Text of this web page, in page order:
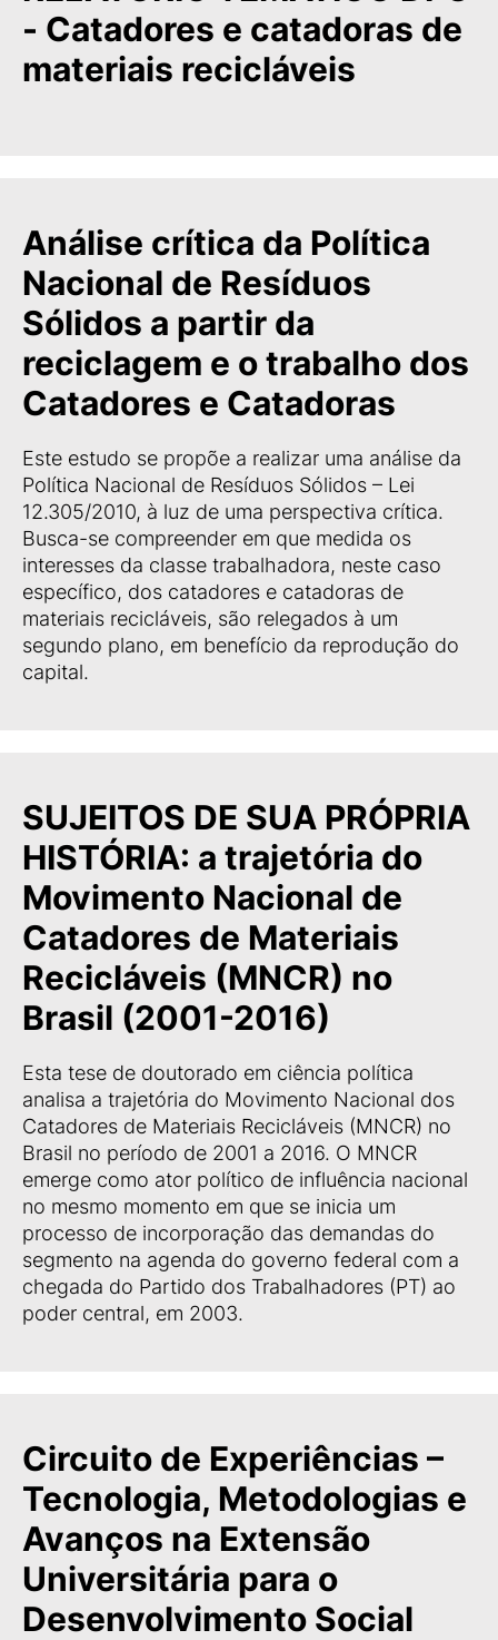
- Catadores e catadoras de
materiais recicláveis
Análise crítica da Política
Nacional de Resíduos
Sólidos a partir da
reciclagem e o trabalho dos
Catadores e Catadoras
Este estudo se propõe a realizar uma análise da
Política Nacional de Resíduos Sólidos – Lei
12.305/2010, à luz de uma perspectiva crítica.
Busca-se compreender em que medida os
interesses da classe trabalhadora, neste caso
específico, dos catadores e catadoras de
materiais recicláveis, são relegados à um
segundo plano, em benefício da reprodução do
capital.
SUJEITOS DE SUA PRÓPRIA
HISTÓRIA: a trajetória do
Movimento Nacional de
Catadores de Materiais
Recicláveis (MNCR) no
Brasil (2001-2016)
Esta tese de doutorado em ciência política
analisa a trajetória do Movimento Nacional dos
Catadores de Materiais Recicláveis (MNCR) no
Brasil no período de 2001 a 2016. O MNCR
emerge como ator político de influência nacional
no mesmo momento em que se inicia um
processo de incorporação das demandas do
segmento na agenda do governo federal com a
chegada do Partido dos Trabalhadores (PT) ao
poder central, em 2003.
Circuito de Experiências –
Tecnologia, Metodologias e
Avanços na Extensão
Universitária para o
Desenvolvimento Social